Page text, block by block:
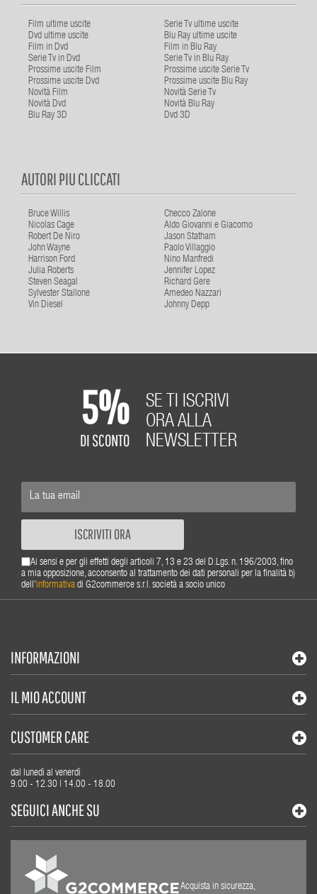
Film ultime uscite
Serie Tv ultime uscite
Dvd ultime uscite
Blu Ray ultime uscite
Film in Dvd
Film in Blu Ray
Serie Tv in Dvd
Serie Tv in Blu Ray
Prossime uscite Film
Prossime uscite Serie Tv
Prossime uscite Dvd
Prossime uscite Blu Ray
Novità Film
Novità Serie Tv
Novità Dvd
Novità Blu Ray
Blu Ray 3D
Dvd 3D
AUTORI PIU CLICCATI
Bruce Willis
Checco Zalone
Nicolas Cage
Aldo Giovanni e Giacomo
Robert De Niro
Jason Statham
John Wayne
Paolo Villaggio
Harrison Ford
Nino Manfredi
Julia Roberts
Jennifer Lopez
Steven Seagal
Richard Gere
Sylvester Stallone
Amedeo Nazzari
Vin Diesel
Johnny Depp
5%
DI SCONTO
SE TI ISCRIVI
ORA ALLA
NEWSLETTER
ISCRIVITI ORA
Ai sensi e per gli effetti degli articoli 7, 13 e 23 del D.Lgs. n. 196/2003, fino
a mia opposizione, acconsento al trattamento dei dati personali per la finalità b)
dell'informativa di G2commerce s.r.l. società a socio unico
INFORMAZIONI
IL MIO ACCOUNT
CUSTOMER CARE
dal lunedì al venerdì
9.00 - 12.30 | 14.00 - 18.00
SEGUICI ANCHE SU
Acquista in sicurezza,